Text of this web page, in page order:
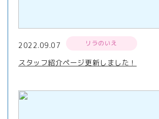
2022.09.07 リラのいえ
スタッフ紹介ページ更新しました！